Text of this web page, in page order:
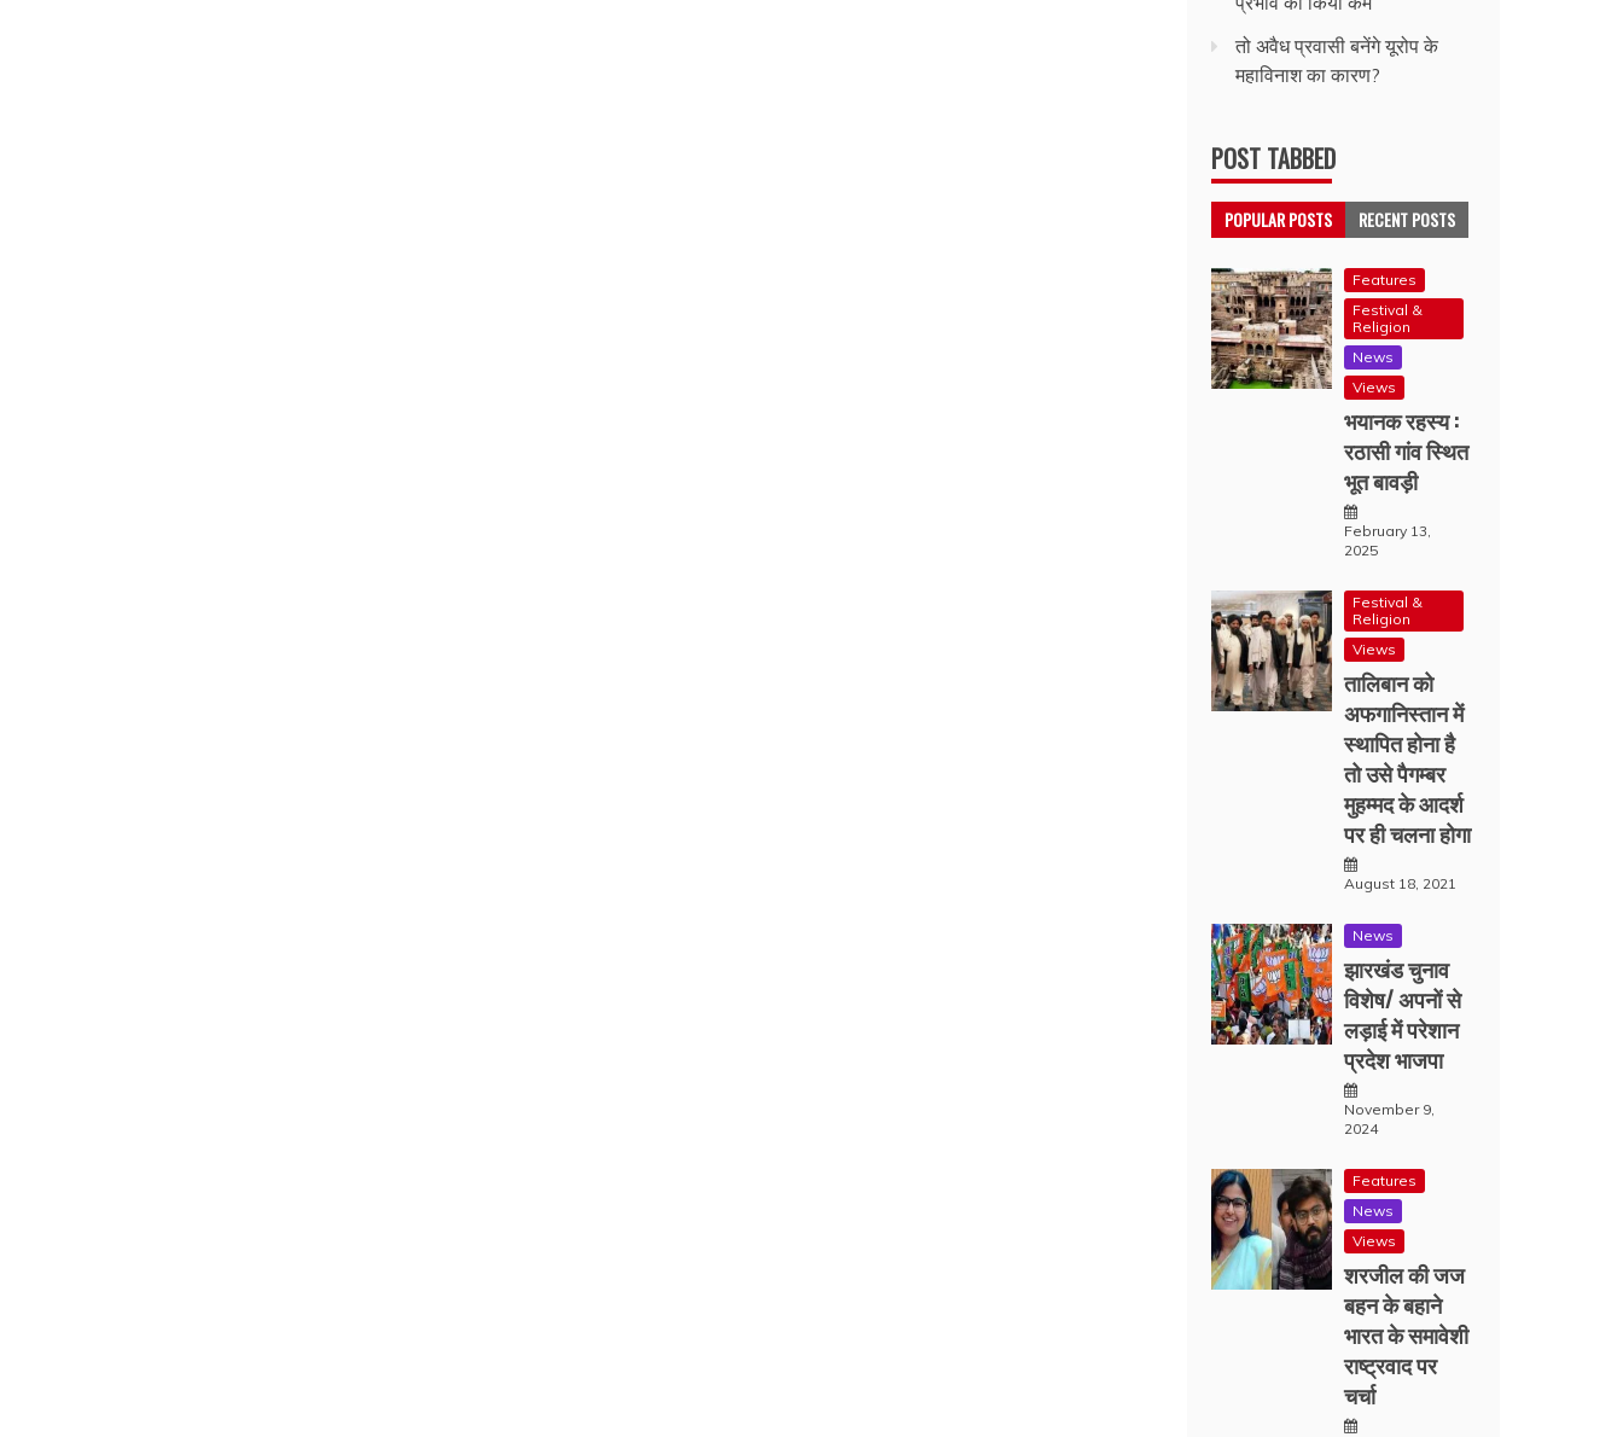
तो अवैध प्रवासी बनेंगे यूरोप के
महाविनाश का कारण?
POST TABBED
POPULAR POSTS RECENT POSTS
Features
Festival &
Religion
News
Views
भयानक रहस्य :
रठासी गांव स्थित
भूत बावड़ी
February 13,
2025
Festival &
Religion
Views
तालिबान को
अफगानिस्तान में
स्थापित होना है
तो उसे पैगम्बर
मुहम्मद के आदर्श
पर ही चलना होगा
August 18, 2021
News
झारखंड चुनाव
विशेष/ अपनों से
लड़ाई में परेशान
प्रदेश भाजपा
November 9,
2024
Features
News
Views
शरजील की जज
बहन के बहाने
भारत के समावेशी
राष्ट्रवाद पर
चर्चा